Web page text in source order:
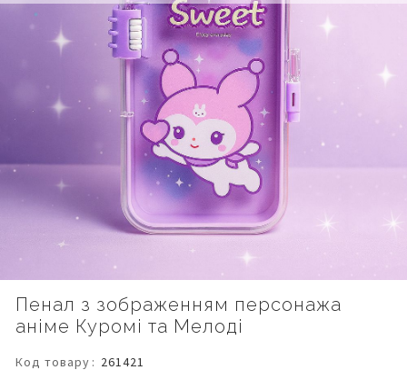
Пенал з зображенням персонажа
аніме Куромі та Мелоді
Код товару 261421
початку
зображень